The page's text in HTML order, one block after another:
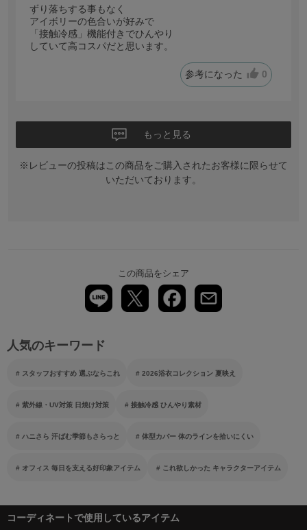
ずり落ちする事もなく
アイボリーの色合いが好みで
「接触冷感」機能付きでひんやり
していて高コスパだと思います。
参考になった 0
もっと見る
※レビューの投稿はこの商品をご購入されたお客様に限らせて
いただいております。
この商品をシェア
人気のキーワード
スタッフおすすめ 選ぶならこれ 2026浴衣コレクション 夏映え
紫外線・UV対策 日焼け対策 接触冷感 ひんやり素材
ハニさら 汗ばむ季節もさらっと 体型カバー 体のラインを拾いにくい
オフィス 毎日を支える好印象アイテム これ欲しかった キャラクターアイテム
コーディネートで使用しているアイテム